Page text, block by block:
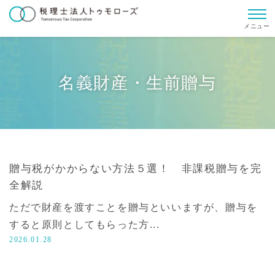
メニュー
名義財産・生前贈与
贈与税がかからない方法５選！ 非課税贈与を完
全解説
ただで財産を渡すことを贈与といいますが、贈与を
すると原則としてもらった方...
2026.01.28